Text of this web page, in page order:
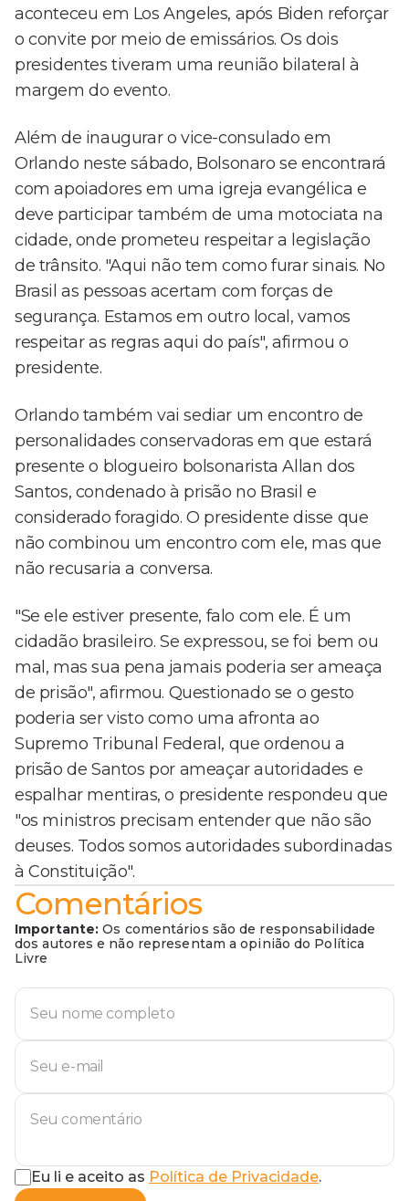
aconteceu em Los Angeles, após Biden reforçar
o convite por meio de emissários. Os dois
presidentes tiveram uma reunião bilateral à
margem do evento.
Além de inaugurar o vice-consulado em
Orlando neste sábado, Bolsonaro se encontrará
com apoiadores em uma igreja evangélica e
deve participar também de uma motociata na
cidade, onde prometeu respeitar a legislação
de trânsito. "Aqui não tem como furar sinais. No
Brasil as pessoas acertam com forças de
segurança. Estamos em outro local, vamos
respeitar as regras aqui do país", afirmou o
presidente.
Orlando também vai sediar um encontro de
personalidades conservadoras em que estará
presente o blogueiro bolsonarista Allan dos
Santos, condenado à prisão no Brasil e
considerado foragido. O presidente disse que
não combinou um encontro com ele, mas que
não recusaria a conversa.
"Se ele estiver presente, falo com ele. É um
cidadão brasileiro. Se expressou, se foi bem ou
mal, mas sua pena jamais poderia ser ameaça
de prisão", afirmou. Questionado se o gesto
poderia ser visto como uma afronta ao
Supremo Tribunal Federal, que ordenou a
prisão de Santos por ameaçar autoridades e
espalhar mentiras, o presidente respondeu que
"os ministros precisam entender que não são
deuses. Todos somos autoridades subordinadas
à Constituição".
Comentários
Importante: Os comentários são de responsabilidade
dos autores e não representam a opinião do Política
Livre
Eu li e aceito as Política de Privacidade.